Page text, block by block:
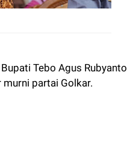
Tebo Agus Rubyanto
murni partai Golkar.